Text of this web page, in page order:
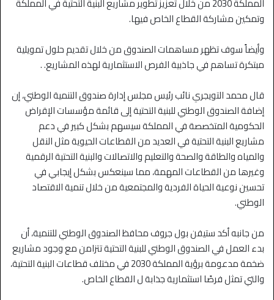
وتمكين مشاركة القطاع الخاص فيها.
وأيضاً سوف تظهر مساهمات الصندوق من خلال تقديم حلول تمويلية
مبتكرة تساهم في جاذبية الفرص الاستثمارية لهذه المشاريع. .
قال محمد التويجري نائب رئيس مجلس إدارة صندوق التنمية الوطني، إن
إضافة الصندوق الوطني للبنية التحتية إلى قائمة مؤسسات الإقراض
الحكومية المتخصصة في المملكة سيسهم بشكل كبير في دعم
مشاريع البنية التحتية في العديد من القطاعات الحيوية مثل النقل
والمياه والطاقة والصحة والتعليم والاتصالات والبنية التحتية الرقمية
وغيرها من القطاعات المهمة، مما سينعكس بشكل إيجابي في
تحسين نوعية الحياة الفردية والمجتمعية من خلال تنمية الاقتصاد
الوطني.
من جانبه أكد ستيفن بول جروف محافظ الصندوق الوطني للتنمية، أن
بدء العمل في الصندوق الوطني للبنية التحتية تتزامن مع وجود مشاريع
ضخمة مدعومة برؤية المملكة 2030 في مختلف قطاعات البنية التحتية،
والتي تمثل فرصًا استثمارية جذابة ل القطاع الخاص.